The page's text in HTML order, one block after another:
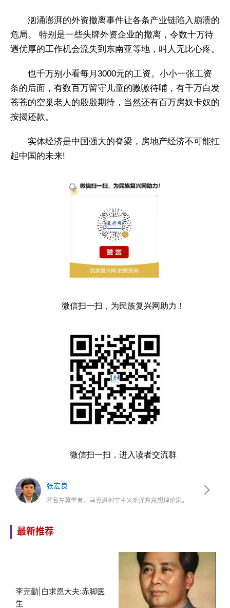
汹涌澎湃的外资撤离事件让各条产业链陷入崩溃的
危局。 特别是一些头牌外资企业的撤离，令数十万待
遇优厚的工作机会流失到东南亚等地，叫人无比心疼。
也千万别小看每月3000元的工资。小小一张工资
条的后面，有数百万留守儿童的嗷嗷待哺，有千万白发
苍苍的空巢老人的殷殷期待，当然还有百万房奴卡奴的
按揭还款。
实体经济是中国强大的脊梁，房地产经济不可能扛
起中国的未来!
微信扫一扫，为民族复兴网助力！
微信扫一扫，进入读者交流群
张宏良
著名左翼学者，马克思列宁主义毛泽东思想理论家。
最新推荐
李克勤|白求恩大夫:赤脚医
生